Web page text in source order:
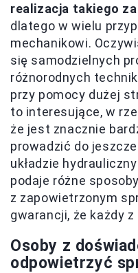
realizacja takiego
dlatego w wielu
mechanikowi.
się samodzielnych
różnorodnych
przy pomocy dużej
to interesujące, w
że jest znacznie
prowadzić do
układzie
podaje różne
z zapowietrzonym
gwarancji, że każdy z
Osoby z
odpowietrzyć